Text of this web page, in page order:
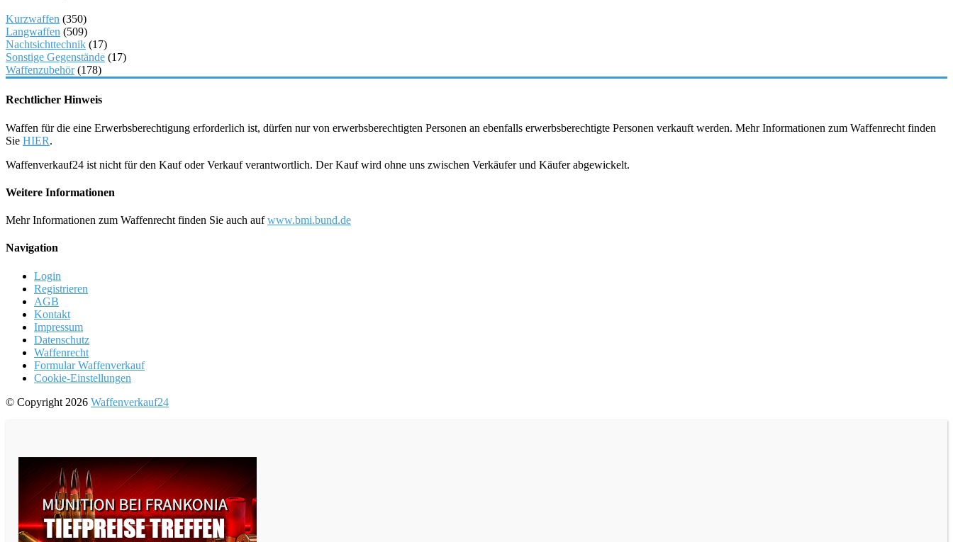
Kurzwaffen (350)
Langwaffen (509)
Nachtsichttechnik (17)
Sonstige Gegenstände (17)
Waffenzubehör(178)
Rechtlicher Hinweis
Waffen für die eine Erwerbsberechtigung erforderlich ist, dürfen nur von erwerbsberechtigten Personen an ebenfalls erwerbsberechtigte Personen verkauft werden. Mehr Informationen zum Waffenrecht finden
Sie HIER.
Waffenverkauf24 ist nicht für den Kauf oder Verkauf verantwortlich. Der Kauf wird ohne uns zwischen Verkäufer und Käufer abgewickelt.
Weitere Informationen
Mehr Informationen zum Waffenrecht finden Sie auch aufwww.bmi.bund.de
Navigation
Login
Registrieren
AGB
Kontakt
Impressum
Datenschutz
Waffenrecht
Formular Waffenverkauf
Cookie-Einstellungen
© Copyright 2026 Waffenverkauf24